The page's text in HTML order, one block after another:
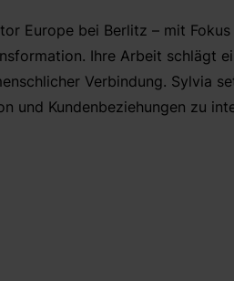
Europe bei Berlitz – mit
Ihre Arbeit schlägt
Verbindung. Sylvia
und Kundenbeziehungen zu